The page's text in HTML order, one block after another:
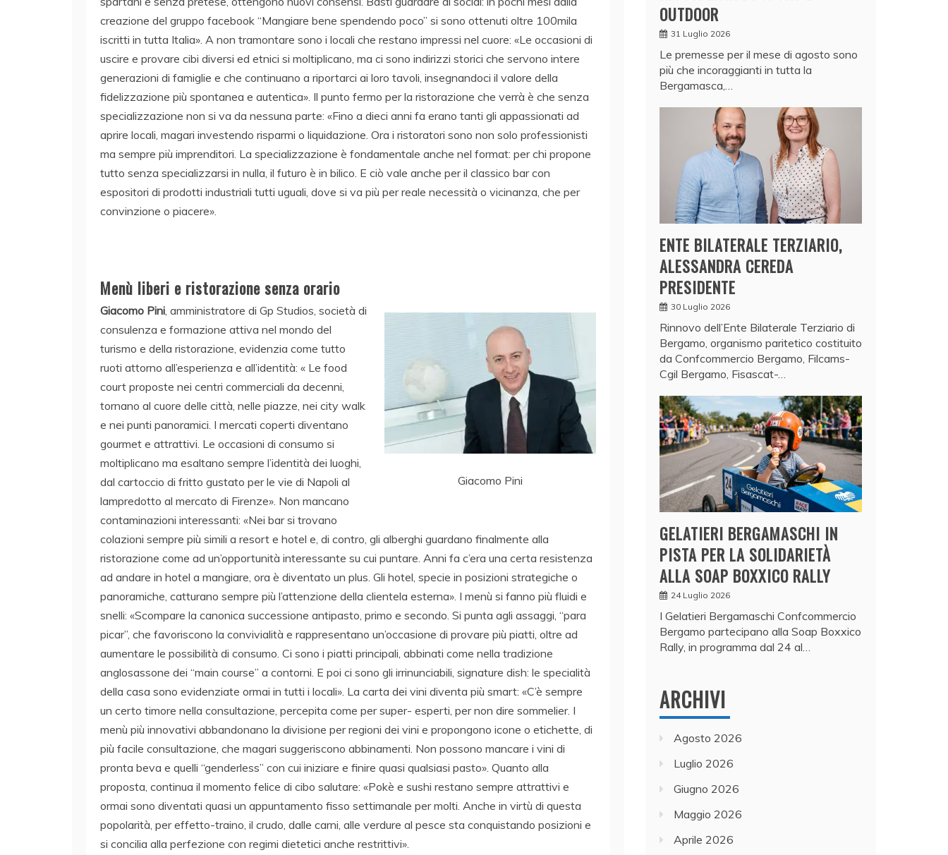
creazione del gruppo facebook “Mangiare bene spendendo poco” si sono ottenuti oltre 100mila
iscritti in tutta Italia». A non tramontare sono i locali che restano impressi nel cuore: «Le occasioni di
uscire e provare cibi diversi ed etnici si moltiplicano, ma ci sono indirizzi storici che servono intere
generazioni di famiglie e che continuano a riportarci ai loro tavoli, insegnandoci il valore della
fidelizzazione più spontanea e autentica». Il punto fermo per la ristorazione che verrà è che senza
specializzazione non si va da nessuna parte: «Fino a dieci anni fa erano tanti gli appassionati ad
aprire locali, magari investendo risparmi o liquidazione. Ora i ristoratori sono non solo professionisti
ma sempre più imprenditori. La specializzazione è fondamentale anche nel format: per chi propone
tutto senza specializzarsi in nulla, il futuro è in bilico. E ciò vale anche per il classico bar con
espositori di prodotti industriali tutti uguali, dove si va più per reale necessità o vicinanza, che per
convinzione o piacere».
Menù liberi e ristorazione senza orario
Giacomo Pini
Giacomo Pini , amministratore di Gp Studios, società di
consulenza e formazione attiva nel mondo del
turismo e della ristorazione, evidenzia come tutto
ruoti attorno all’esperienza e all’identità: « Le food
court proposte nei centri commerciali da decenni,
tornano al cuore delle città, nelle piazze, nei city walk
e nei punti panoramici. I mercati coperti diventano
gourmet e attrattivi. Le occasioni di consumo si
moltiplicano ma esaltano sempre l’identità dei luoghi,
dal cartoccio di fritto gustato per le vie di Napoli al
lampredotto al mercato di Firenze». Non mancano
contaminazioni interessanti: «Nei bar si trovano
colazioni sempre più simili a resort e hotel e, di contro, gli alberghi guardano finalmente alla
ristorazione come ad un’opportunità interessante su cui puntare. Anni fa c’era una certa resistenza
ad andare in hotel a mangiare, ora è diventato un plus. Gli hotel, specie in posizioni strategiche o
panoramiche, catturano sempre più l’attenzione della clientela esterna». I menù si fanno più fluidi e
snelli: «Scompare la canonica successione antipasto, primo e secondo. Si punta agli assaggi, “para
picar”, che favoriscono la convivialità e rappresentano un’occasione di provare più piatti, oltre ad
aumentare le possibilità di consumo. Ci sono i piatti principali, abbinati come nella tradizione
anglosassone dei “main course” a contorni. E poi ci sono gli irrinunciabili, signature dish: le specialità
della casa sono evidenziate ormai in tutti i locali». La carta dei vini diventa più smart: «C’è sempre
un certo timore nella consultazione, percepita come per super- esperti, per non dire sommelier. I
menù più innovativi abbandonano la divisione per regioni dei vini e propongono icone o etichette, di
più facile consultazione, che magari suggeriscono abbinamenti. Non possono mancare i vini di
pronta beva e quelli “genderless” con cui iniziare e finire quasi qualsiasi pasto». Quanto alla
proposta, continua il momento felice di cibo salutare: «Pokè e sushi restano sempre attrattivi e
ormai sono diventati quasi un appuntamento fisso settimanale per molti. Anche in virtù di questa
popolarità, per effetto-traino, il crudo, dalle carni, alle verdure al pesce sta conquistando posizioni e
si concilia alla perfezione con regimi dietetici anche restrittivi».
OUTDOOR
31 Luglio 2026
Le premesse per il mese di agosto sono
più che incoraggianti in tutta la
Bergamasca,…
ENTE BILATERALE TERZIARIO,
ALESSANDRA CEREDA
PRESIDENTE
30 Luglio 2026
Rinnovo dell’Ente Bilaterale Terziario di
Bergamo, organismo paritetico costituito
da Confcommercio Bergamo, Filcams-
Cgil Bergamo, Fisascat-…
GELATIERI BERGAMASCHI IN
PISTA PER LA SOLIDARIETÀ
ALLA SOAP BOXXICO RALLY
24 Luglio 2026
I Gelatieri Bergamaschi Confcommercio
Bergamo partecipano alla Soap Boxxico
Rally, in programma dal 24 al…
ARCHIVI
Agosto 2026
Luglio 2026
Giugno 2026
Maggio 2026
Aprile 2026